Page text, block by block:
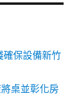
確保設備新竹
桌並彰化房